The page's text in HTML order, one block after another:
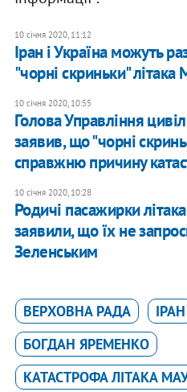
10 січня 2020, 11:12
Іран і Україна можуть
"чорні скриньки"
10 січня 2020, 10:55
Голова Управління
заявив, що "чорні
справжню причину
10 січня 2020, 10:28
Родичі пасажирки
заявили, що їх не
Зеленським
ВЕРХОВНА РАДА
ІРАН
БОГДАН ЯРЕМЕНКО
КАТАСТРОФА ЛІТАКА